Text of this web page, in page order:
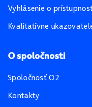
Vyhlásenie o
Kvalitatívne
O spoločnosti
Spoločnosť O2
Kontakty